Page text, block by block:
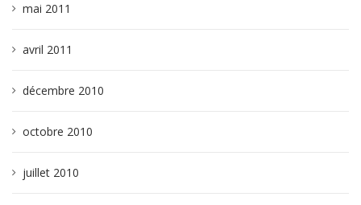
mai 2011
avril 2011
décembre 2010
octobre 2010
juillet 2010